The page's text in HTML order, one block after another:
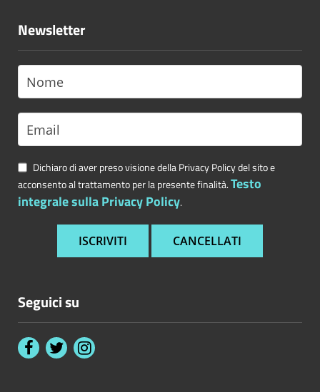
Newsletter
Dichiaro di aver preso visione della Privacy Policy del sito e
acconsento al trattamento per la presente finalità.Testo
integrale sulla Privacy Policy.
Seguici su